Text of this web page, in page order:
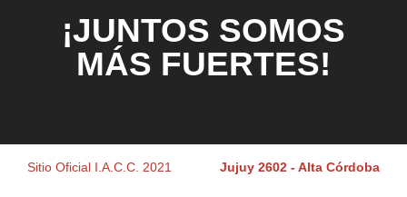
¡JUNTOS SOMOS
MÁS FUERTES!
Sitio Oficial I.A.C.C. 2021 Jujuy 2602 - Alta Córdoba